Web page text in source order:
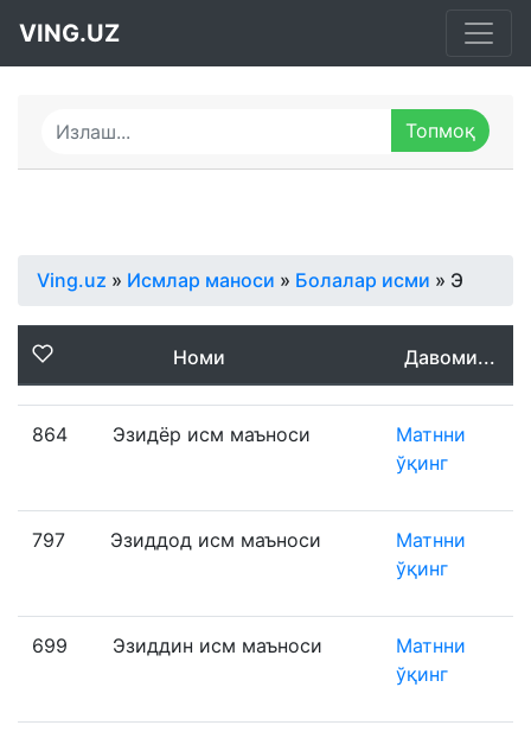
VING.UZ
Ving.uz » Исмлар маноси » Болалар исми » Э
Номи Давоми...
864 Эзидёр исм маъноси
Матнни
ўқинг
797 Эзиддод исм маъноси
Матнни
ўқинг
699 Эзиддин исм маъноси
Матнни
ўқинг